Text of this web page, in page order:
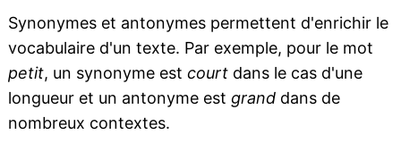
Synonymes et antonymes permettent d'enrichir le
vocabulaire d'un texte. Par exemple, pour le mot
petit, un synonyme est courtdans le cas d'une
longueur et un antonyme est granddans de
nombreux contextes.